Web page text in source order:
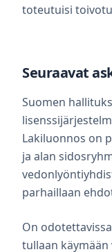
toteutuisi
Seuraavat
Suomen
Lakiluonnos on
ja alan
parhaillaan
On
tullaan käymään